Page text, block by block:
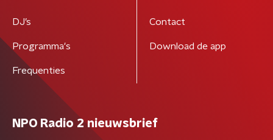
DJ’s
Programma's
Frequenties
Contact
Download de app
NPO Radio 2 nieuwsbrief